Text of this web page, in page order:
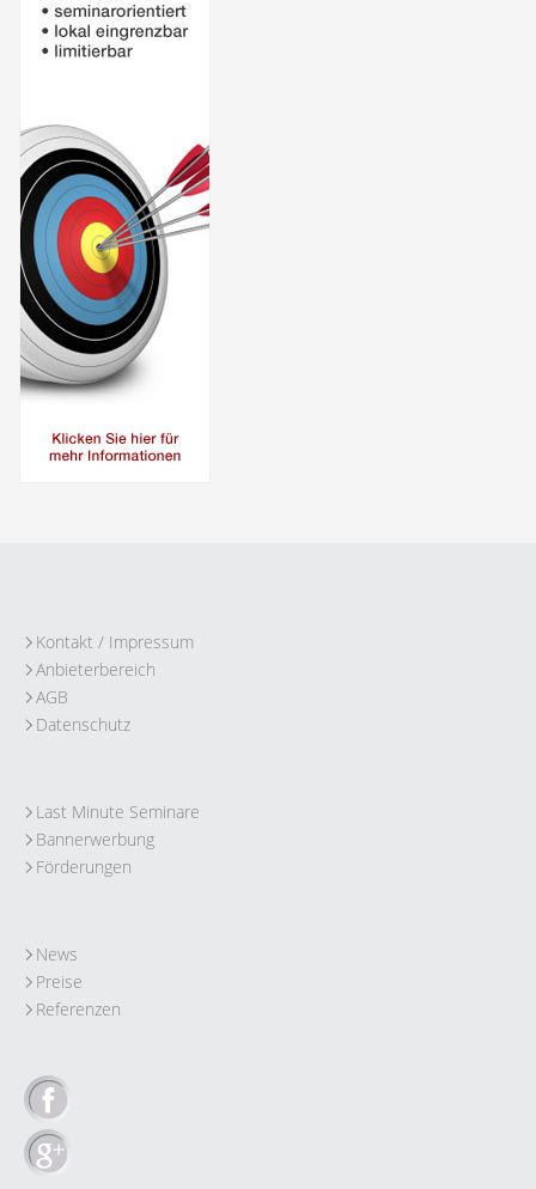
Kontakt / Impressum
Anbieterbereich
AGB
Datenschutz
Last Minute Seminare
Bannerwerbung
Förderungen
News
Preise
Referenzen